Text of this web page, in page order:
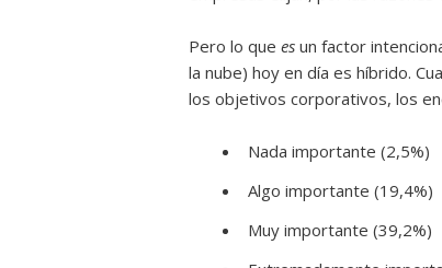
Pero lo que es un factor
la nube) hoy en día es híbrido.
los objetivos corporativos, los
Nada importante (2,5%)
Algo importante (19,4%)
Muy importante (39,2%)